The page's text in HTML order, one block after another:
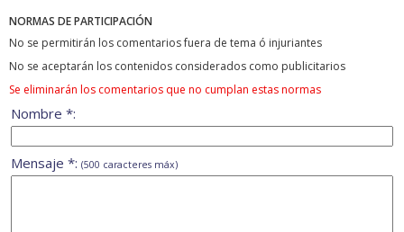
NORMAS DE PARTICIPACIÓN
No se permitirán los comentarios fuera de tema ó injuriantes
No se aceptarán los contenidos considerados como publicitarios
Se eliminarán los comentarios que no cumplan estas normas
Nombre *:
Mensaje *: (500 caracteres máx)